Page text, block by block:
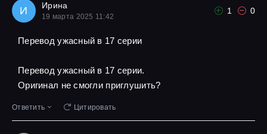
И Ирина
19 марта 2025 11:42
1 0
Перевод ужасный в 17 серии
Перевод ужасный в 17 серии.
Оригинал не смогли приглушить?
Ответить Цитировать